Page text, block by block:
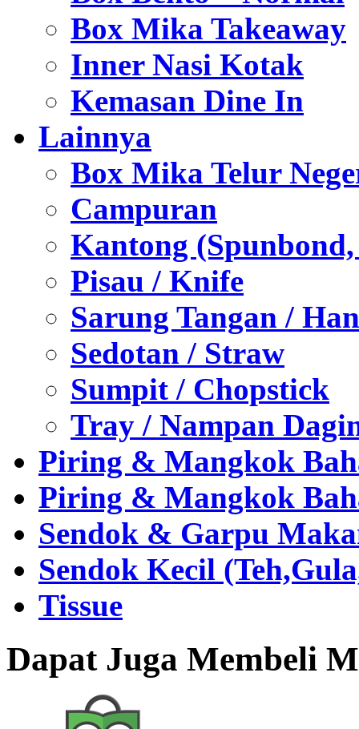
Box Mika Takeaway
Inner Nasi Kotak
Kemasan Dine In
Lainnya
Box Mika Telur
Campuran
Kantong
Pisau / Knife
Sarung Tangan /
Sedotan / Straw
Sumpit / Chopstick
Tray / Nampan
Piring & Mangkok
Piring & Mangkok
Sendok & Garpu
Sendok Kecil
Tissue
Dapat Juga Membeli